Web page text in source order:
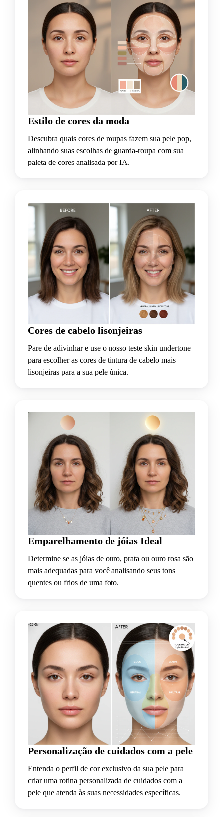
Estilo de cores da moda
Descubra quais cores de roupas fazem sua pele pop,
alinhando suas escolhas de guarda-roupa com sua
paleta de cores analisada por IA.
Cores de cabelo lisonjeiras
Pare de adivinhar e use o nosso teste skin undertone
para escolher as cores de tintura de cabelo mais
lisonjeiras para a sua pele única.
Emparelhamento de jóias Ideal
Determine se as jóias de ouro, prata ou ouro rosa são
mais adequadas para você analisando seus tons
quentes ou frios de uma foto.
Personalização de cuidados com a pele
Entenda o perfil de cor exclusivo da sua pele para
criar uma rotina personalizada de cuidados com a
pele que atenda às suas necessidades específicas.